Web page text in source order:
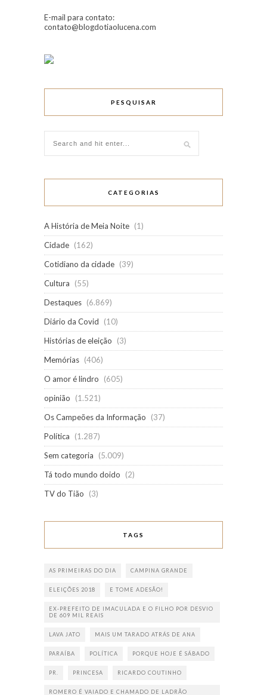
E-mail para contato:
contato@blogdotiaolucena.com
PESQUISAR
CATEGORIAS
A História de Meia Noite (1)
Cidade (162)
Cotidiano da cidade (39)
Cultura
(55)
Destaques (6.869)
Diário da Covid
(10)
Histórias de eleição
(3)
Memórias (406)
O amor é lindro
(605)
opinião
(1.521)
Os Campeões da Informação
(37)
Política
(1.287)
Sem categoria
(5.009)
Tá todo mundo doido
(2)
TV do Tião
(3)
TAGS
AS PRIMEIRAS DO DIA CAMPINA GRANDE
ELEIÇÕES 2018 E TOME ADESÃO!
EX-PREFEITO DE IMACULADA E O FILHO POR DESVIO
DE 609 MIL REAIS
LAVA JATO MAIS UM TARADO ATRÁS DE ANA
PARAÍBA POLÍTICA PORQUE HOJE É SÁBADO
PR. PRINCESA RICARDO COUTINHO
ROMERO É VAIADO E CHAMADO DE LADRÃO